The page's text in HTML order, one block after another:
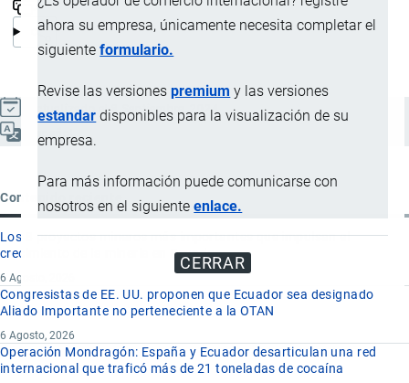
ahora su empresa, únicamente necesita completar el
siguienteformulario.
Revise las versionespremium y las versiones
estandar disponibles para la visualización de su
empresa.
Para más información puede comunicarse con
nosotros en el siguienteenlace.
CERRAR
Actualizado el 8 Septiembre, 2024
Contenido reciente
Los 8 proyectos mineros más importantes que impulsan el
crecimiento de la minería en Ecuador
6 Agosto, 2026
Congresistas de EE. UU. proponen que Ecuador sea designado
Aliado Importante no perteneciente a la OTAN
6 Agosto, 2026
Operación Mondragón: España y Ecuador desarticulan una red
internacional que traficó más de 21 toneladas de cocaína